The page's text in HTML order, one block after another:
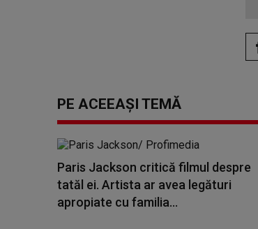
PE ACEEAȘI TEMĂ
Paris Jackson critică filmul despre
tatăl ei. Artista ar avea legături
apropiate cu familia...